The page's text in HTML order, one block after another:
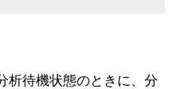
析待機状態のときに、分